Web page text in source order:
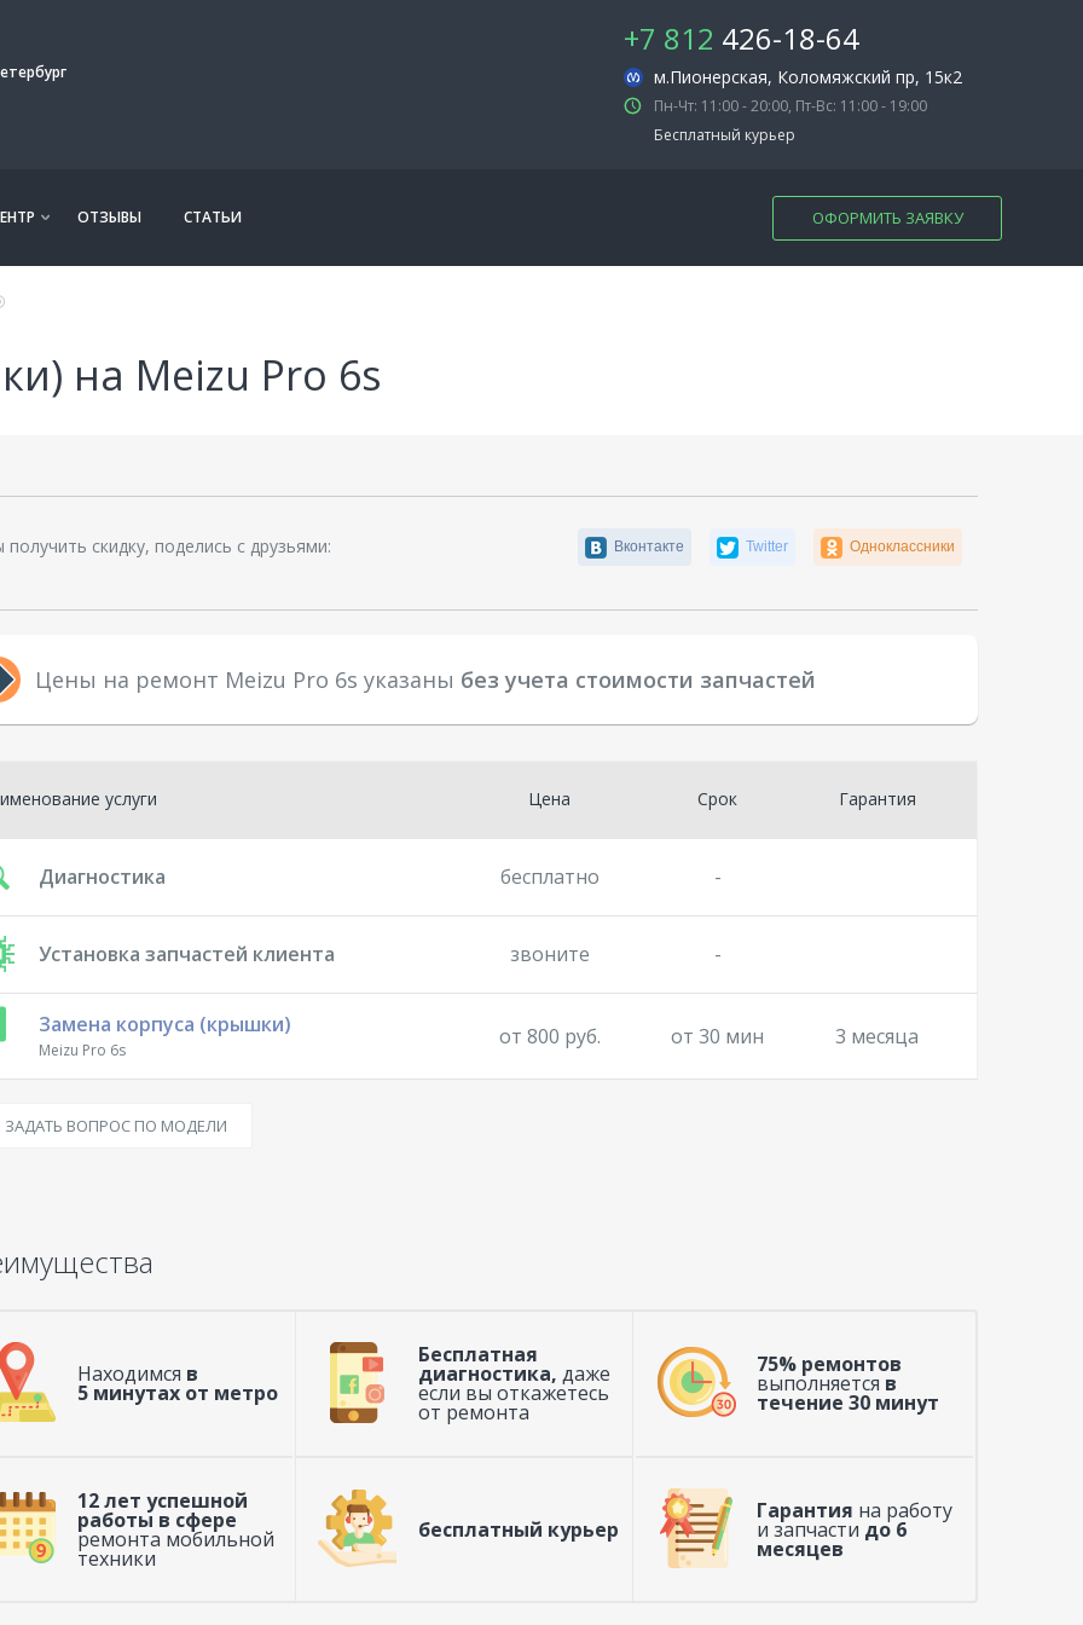
+7 812 426-18-64
м.Пионерская, Коломяжский пр, 15к2
Пн-Чт: 11:00 - 20:00, Пт-Вс: 11:00 - 19:00
Бесплатный курьер
ОТЗЫВЫ СТАТЬИ ОФОРМИТЬ ЗАЯВКУ
на Meizu Pro 6s
скидку, поделись с друзьями: Вконтакте Twitter Одноклассники
Цены на ремонт Meizu Pro 6s указаны без учета стоимости запчастей
услуги Цена Срок Гарантия
Диагностика бесплатно -
Установка запчастей клиента звоните -
Замена корпуса (крышки)
Meizu Pro 6s
от 800 руб. от 30 мин 3 месяца
ЗАДАТЬ ВОПРОС ПО МОДЕЛИ
Находимся в
5 минутах от метро
Бесплатная
диагностика, даже
если вы откажетесь
от ремонта
75% ремонтов
выполняется в
течение 30 минут
12 лет успешной
работы в сфере
ремонта мобильной
техники
бесплатный курьер
Гарантия на работу
и запчасти до 6
месяцев